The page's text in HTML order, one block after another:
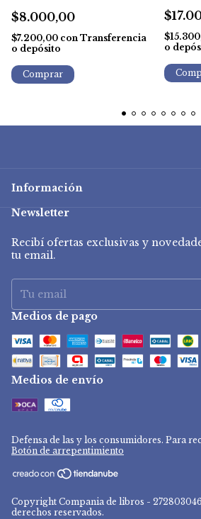
$8.000,00
$7.200,00 con Transferencia
o depósito
o
Información
Newsletter
Recibí ofertas exclusivas y
tu email.
Medios de pago
Medios de envío
Defensa de las y los consumidores. Para
Botón de arrepentimiento
Copyright Compania de libros -
derechos reservados.